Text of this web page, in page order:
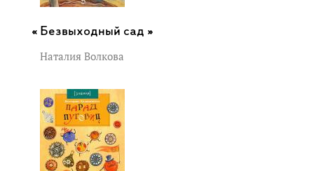
Безвыходный сад »
Наталия Волкова